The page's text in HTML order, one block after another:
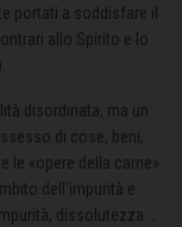
portati a soddisfare il
allo Spirito e lo
disordinata, ma un
di cose, beni,
le «opere della carne»
dell’impurità e
dissolutezza …